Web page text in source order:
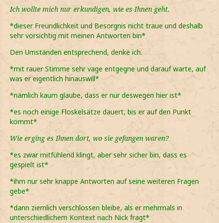
Ich wollte mich nur erkundigen, wie es Ihnen geht.
*dieser Freundlichkeit und Besorgnis nicht traue und deshalb
sehr vorsichtig mit meinen Antworten bin*
Den Umständen entsprechend, denke ich.
*mit rauer Stimme sehr vage entgegne und darauf warte, auf
was er eigentlich hinauswill*
*nämlich kaum glaube, dass er nur deswegen hier ist*
*es noch einige Floskelsätze dauert, bis er auf den Punkt
kommt*
Wie erging es Ihnen dort, wo sie gefangen waren?
*es zwar mitfühlend klingt, aber sehr sicher bin, dass es
gespielt ist*
*ihm nur sehr knappe Antworten auf seine weiteren Fragen
gebe*
*dann ziemlich verschlossen bleibe, als er mehrmals in
unterschiedlichem Kontext nach Nick fragt*